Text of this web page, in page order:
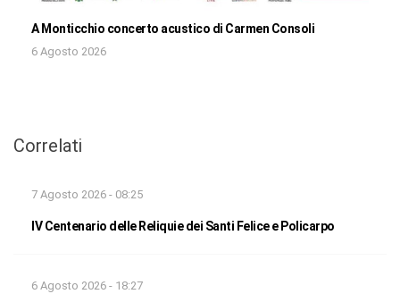
A Monticchio concerto acustico di Carmen Consoli
6 Agosto 2026
Correlati
7 Agosto 2026 - 08:25
IV Centenario delle Reliquie dei Santi Felice e Policarpo
6 Agosto 2026 - 18:27